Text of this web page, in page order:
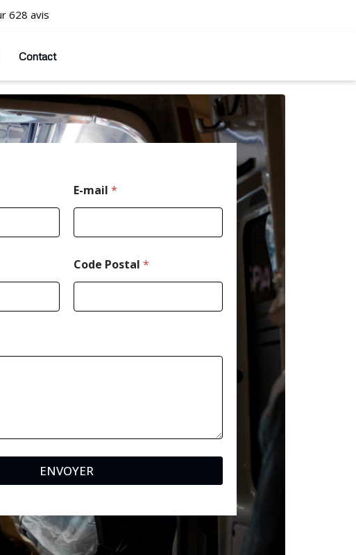
628 avis
Contact
E-mail *
Code Postal *
ENVOYER